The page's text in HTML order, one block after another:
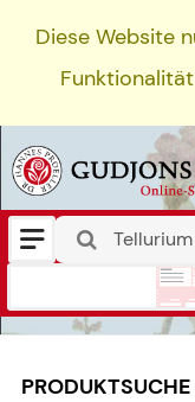
Diese Website
PRODUKTSUCHE